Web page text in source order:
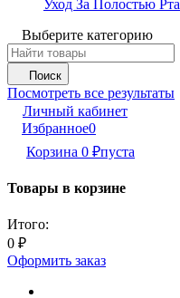
Уход За Полостью Рта
Выберите категорию
Поиск
Посмотреть все результаты
Личный кабинет
Избранное0
Корзина 0 ₽пуста
Товары в корзине
Итого:
0 ₽
Оформить заказ